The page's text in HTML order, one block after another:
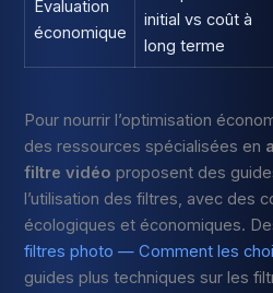
Évaluation
économique
initial vs coût à
long terme
Pour nourrir l’optimisation
des ressources spécialisées en
filtre vidéo proposent des
l’utilisation des filtres, avec des
écologiques et économiques.
filtres photo — Comment les
guides plus techniques sur les